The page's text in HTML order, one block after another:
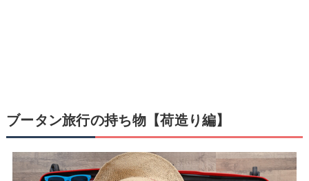
ブータン旅行の持ち物【荷造り編】